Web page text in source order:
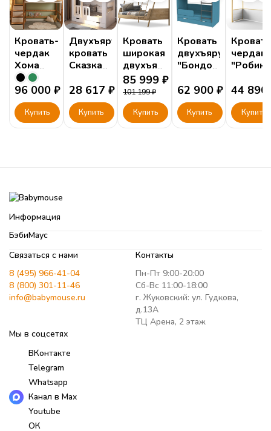
Кровать-
чердак
Хома
Прадо 3
(Prado)
96 000 ₽
Купить
Двухъярусная
кровать
Сказка
белая
28 617 ₽
Купить
Кровать
широкая
двухъярусная
Мокко
(Mocha)
85 999 ₽
101 199₽
Купить
Кровать
двухъярусная
"Бондо"
см
62 900 ₽
Купить
чердак
"Робин
44 890
Купить
Информация
БэбиМаус
Связаться с нами
8 (495) 966-41-04
8 (800) 301-11-46
info@babymouse.ru
Контакты
Пн-Пт 9:00-20:00
Сб-Вс 11:00-18:00
г. Жуковский: ул. Гудкова,
д.13А
ТЦ Арена, 2 этаж
Мы в соцсетях
ВКонтакте
Telegram
Whatsapp
Канал в Max
Youtube
ОК